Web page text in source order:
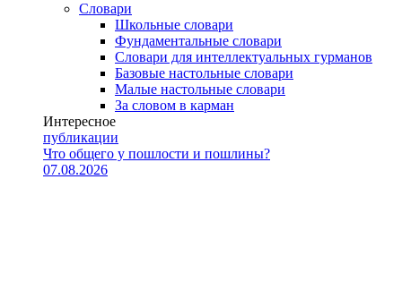
Словари
Школьные словари
Фундаментальные словари
Словари для интеллектуальных гурманов
Базовые настольные словари
Малые настольные словари
За словом в карман
Интересное
публикации
Что общего у пошлости и пошлины?
07.08.2026